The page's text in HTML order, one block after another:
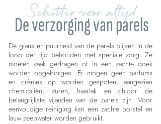
Schitter voor altijd
De verzorging van parels
De glans en puurheid van de parels blijven in de
loop der tijd behouden met speciale zorg. Ze
moeten vaak gedragen of in een zachte doek
worden opgeborgen. Er mogen geen parfums
en crèmes op worden gespoten, aangezien
chemicaliën, zuren, haarlak en chloor de
belangrijkste vijanden van de parels zijn. Voor
eenvoudige reiniging kan een zachte borstel en
lauw zeepwater worden gebruikt.